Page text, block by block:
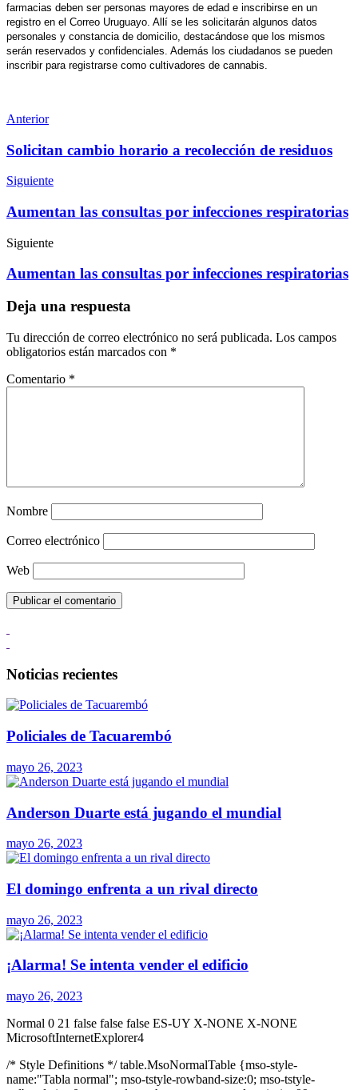
farmacias deben ser personas mayores de edad e inscribirse en un
registro en el Correo Uruguayo. Allí se les solicitarán algunos datos
personales y constancia de domicilio, destacándose que los mismos
serán reservados y confidenciales. Además los ciudadanos se pueden
inscribir para registrarse como cultivadores de cannabis.
Anterior
Solicitan cambio horario a recolección de residuos
Siguiente
Aumentan las consultas por infecciones respiratorias
Siguiente
Aumentan las consultas por infecciones respiratorias
Deja una respuesta
Tu dirección de correo electrónico no será publicada. Los campos
obligatorios están marcados con *
Comentario *
Nombre
Correo electrónico
Web
Noticias recientes
Policiales de Tacuarembó
mayo 26, 2023
Anderson Duarte está jugando el mundial
mayo 26, 2023
El domingo enfrenta a un rival directo
mayo 26, 2023
¡Alarma! Se intenta vender el edificio
mayo 26, 2023
Normal 0 21 false false false ES-UY X-NONE X-NONE
MicrosoftInternetExplorer4
/* Style Definitions */ table.MsoNormalTable {mso-style-
name:"Tabla normal"; mso-tstyle-rowband-size:0; mso-tstyle-